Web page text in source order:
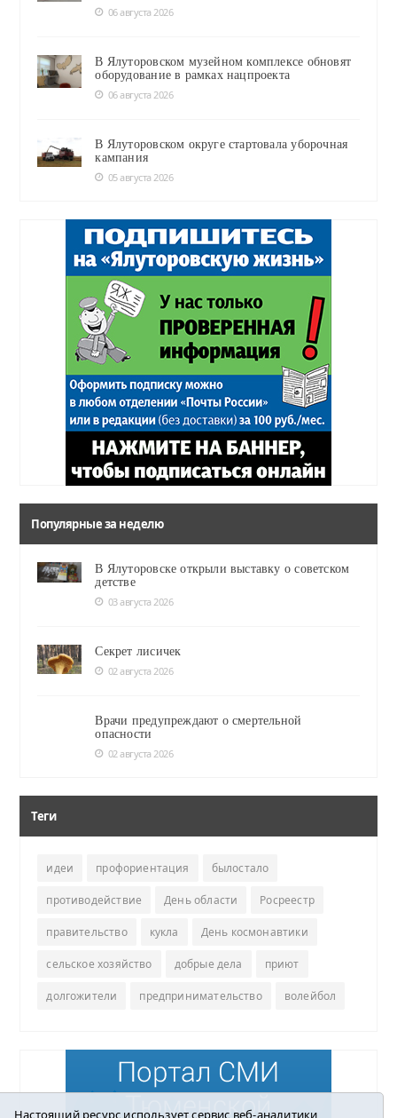
06 августа 2026
В Ялуторовском музейном комплексе обновят
оборудование в рамках нацпроекта
06 августа 2026
В Ялуторовском округе стартовала уборочная
кампания
05 августа 2026
Популярные за неделю
В Ялуторовске открыли выставку о советском
детстве
03 августа 2026
Секрет лисичек
02 августа 2026
Врачи предупреждают о смертельной
опасности
02 августа 2026
Теги
идеи профориентация былостало
противодействие День области Росреестр
правительство кукла День космонавтики
сельское хозяйство добрые дела приют
долгожители предпринимательство волейбол
Настоящий ресурс использует сервис веб-аналитики